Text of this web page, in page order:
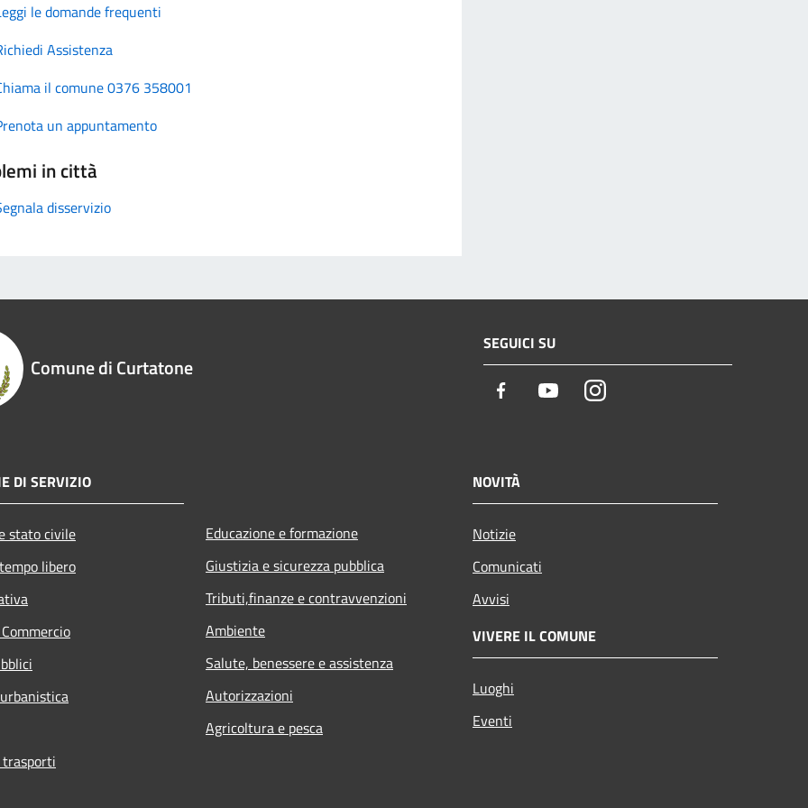
le domande frequenti
Assistenza
il comune 0376 358001
un appuntamento
in città
disservizio
Comune di Curtatone
SEGUICI SU
Facebook YoutubeInstagram
DI SERVIZIO
stato civile
libero
Educazione e formazione
Giustizia e sicurezza pubblica
Tributi,finanze e contravvenzioni
Ambiente
Salute, benessere e assistenza
Autorizzazioni
Agricoltura e pesca
NOVITÀ
Notizie
Comunicati
Avvisi
VIVERE IL COMUNE
Luoghi
Eventi